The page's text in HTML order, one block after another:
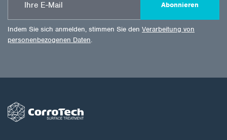
Abonnieren
Indem Sie sich anmelden, stimmen Sie den Verarbeitung von
personenbezogenen Daten.